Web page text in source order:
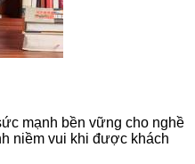
mạnh bền vững cho nghề
niềm vui khi được khách